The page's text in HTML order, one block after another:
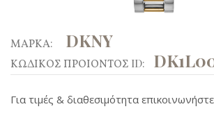
ΜΑΡΚΑ: DKNY
ΚΩΔΙΚΟΣ ΠΡΟΙΟΝΤΟΣ ID:
Για τιμές & διαθεσιμότητα